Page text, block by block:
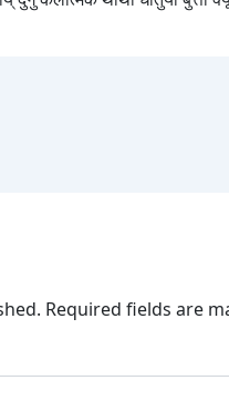
Required fields are